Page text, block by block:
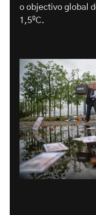
o objectivo global
1,5ºC.